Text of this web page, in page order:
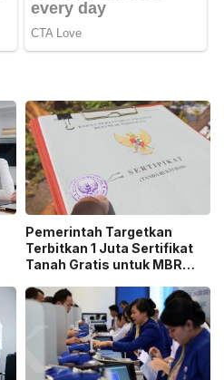
Pemerintah Targetkan
Terbitkan 1 Juta Sertifikat
Tanah Gratis untuk MBR